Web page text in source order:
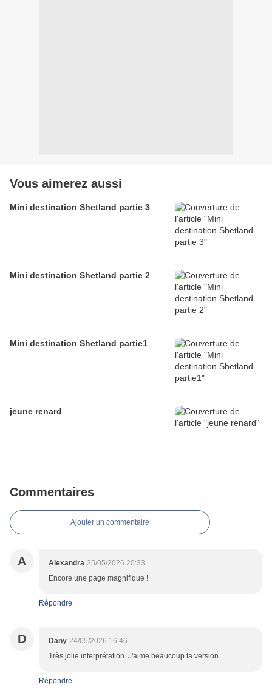
Vous aimerez aussi
Mini destination Shetland partie 3
Mini destination Shetland partie 2
Mini destination Shetland partie1
jeune renard
Commentaires
Ajouter un commentaire
A Alexandra 25/05/2026 20:33
Encore une page magnifique !
Répondre
D Dany 24/05/2026 16:46
Très jolie interprétation. J'aime beaucoup ta version
Répondre